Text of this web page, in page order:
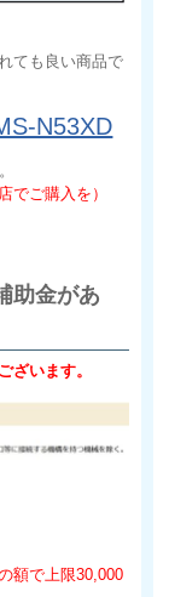
ても良い商品で
N53XD
でご購入を）
助金があ
ざいます。
額で上限30,000